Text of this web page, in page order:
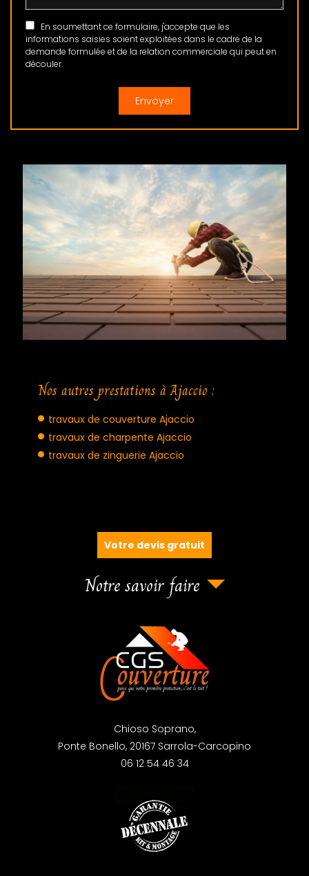
En soumettant ce formulaire, j'accepte que les
informations saisies soient exploitées dans le cadre de la
demande formulée et de la relation commerciale qui peut en
découler.
Nos autres prestations à Ajaccio :
travaux de couverture Ajaccio
travaux de charpente Ajaccio
travaux de zinguerie Ajaccio
Votre devis gratuit
Notre savoir faire
Chioso Soprano,
Ponte Bonello, 20167 Sarrola-Carcopino
06 12 54 46 34